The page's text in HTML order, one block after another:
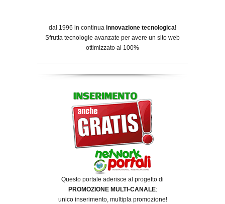
dal 1996 in continua innovazione tecnologica!
Sfrutta tecnologie avanzate per avere un sito web
ottimizzato al 100%
Questo portale aderisce al progetto di
PROMOZIONE MULTI-CANALE:
unico inserimento, multipla promozione!